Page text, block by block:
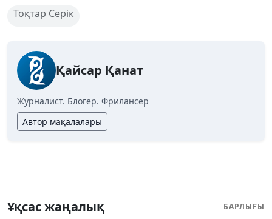
Тоқтар Серік
Қайсар Қанат
Журналист. Блогер. Фрилансер
Автор мақалалары
Ұқсас жаңалық БАРЛЫҒЫ